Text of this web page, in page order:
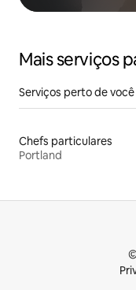
Mais serviços
Serviços perto de você
Chefs particulares
Portland